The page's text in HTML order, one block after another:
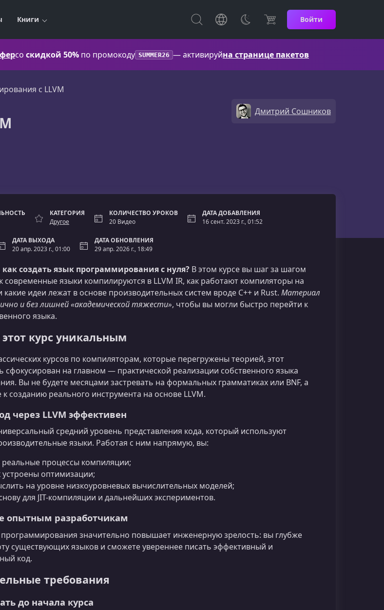
Книги Войти
со скидкой 50% по промокоду SUMMER26 — активируйна странице пакетов
с LLVM
Дмитрий Сошников
КАТЕГОРИЯ
Другое
КОЛИЧЕСТВО УРОКОВ
20 Видео
ДАТА ДОБАВЛЕНИЯ
16 сент. 2023 г., 01:52
ДАТА ВЫХОДА
20 апр. 2023 г., 01:00
ДАТА ОБНОВЛЕНИЯ
29 апр. 2026 г., 18:49
как создать язык программирования с нуля? В этом курсе вы шаг за шагом
современные языки компилируются в LLVM IR, как работают компиляторы на
какие идеи лежат в основе производительных систем вроде C++ и Rust. Материал
и без лишней «академической тяжести», чтобы вы могли быстро перейти к
языка.
курс уникальным
курсов по компиляторам, которые перегружены теорией, этот
на главном — практической реализации собственного языка
Вы не будете месяцами застревать на формальных грамматиках или BNF, а
к созданию реального инструмента на основе LLVM.
через LLVM эффективен
средний уровень представления кода, который используют
языки. Работая с ним напрямую, вы:
процессы компиляции;
устроены оптимизации;
на уровне низкоуровневых вычислительных моделей;
для JIT-компиляции и дальнейших экспериментов.
опытным разработчикам
программирования значительно повышает инженерную зрелость: вы глубже
существующих языков и сможете увереннее писать эффективный и
код.
требования
до начала курса